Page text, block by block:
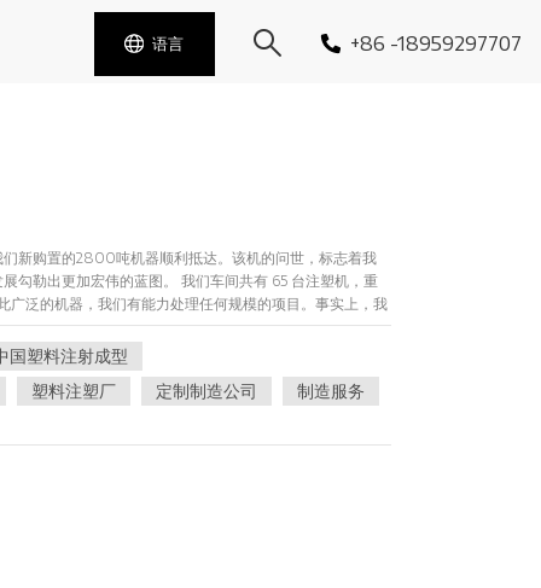
+86 -18959297707
语言
新购置的2800吨机器顺利抵达。该机的问世，标志着我
勾勒出更加宏伟的蓝图。 我们车间共有 65 台注塑机，重
泛的机器，我们有能力处理任何规模的项目。事实上，我
因此，无论您的项目有多大或多复杂，您都可以相信我们
我们将继续坚定不移地努力为客户提供优质、先进的产品
的未来照亮一盏灿烂的希望灯塔。
国塑料注射成型
塑料注塑厂
定制制造公司 制造服务